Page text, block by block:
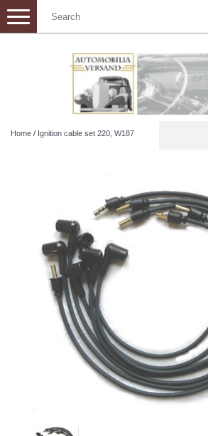
Toggle
navigation
Home / Ignition cable set 220, W187